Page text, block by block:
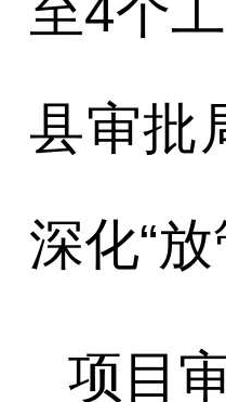
至4个
县审批
深化“
项目